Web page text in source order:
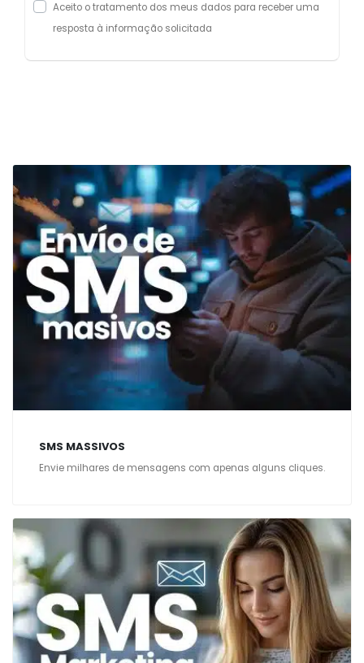
Aceito o tratamento dos meus dados para receber uma
resposta à informação solicitada
SMS MASSIVOS
Envie milhares de mensagens com apenas alguns cliques.